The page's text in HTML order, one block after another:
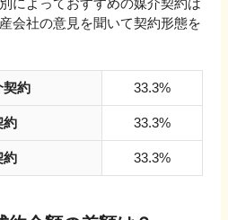
会社の意見を聞いて契約形態を
契約 33.3%
約 33.3%
約 33.3%